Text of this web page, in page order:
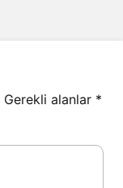
Gerekli alanlar *